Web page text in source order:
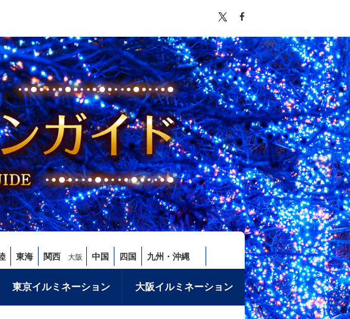
東海 関西 大阪 中国 四国 九州・沖縄
東京イルミネーション 大阪イルミネーション